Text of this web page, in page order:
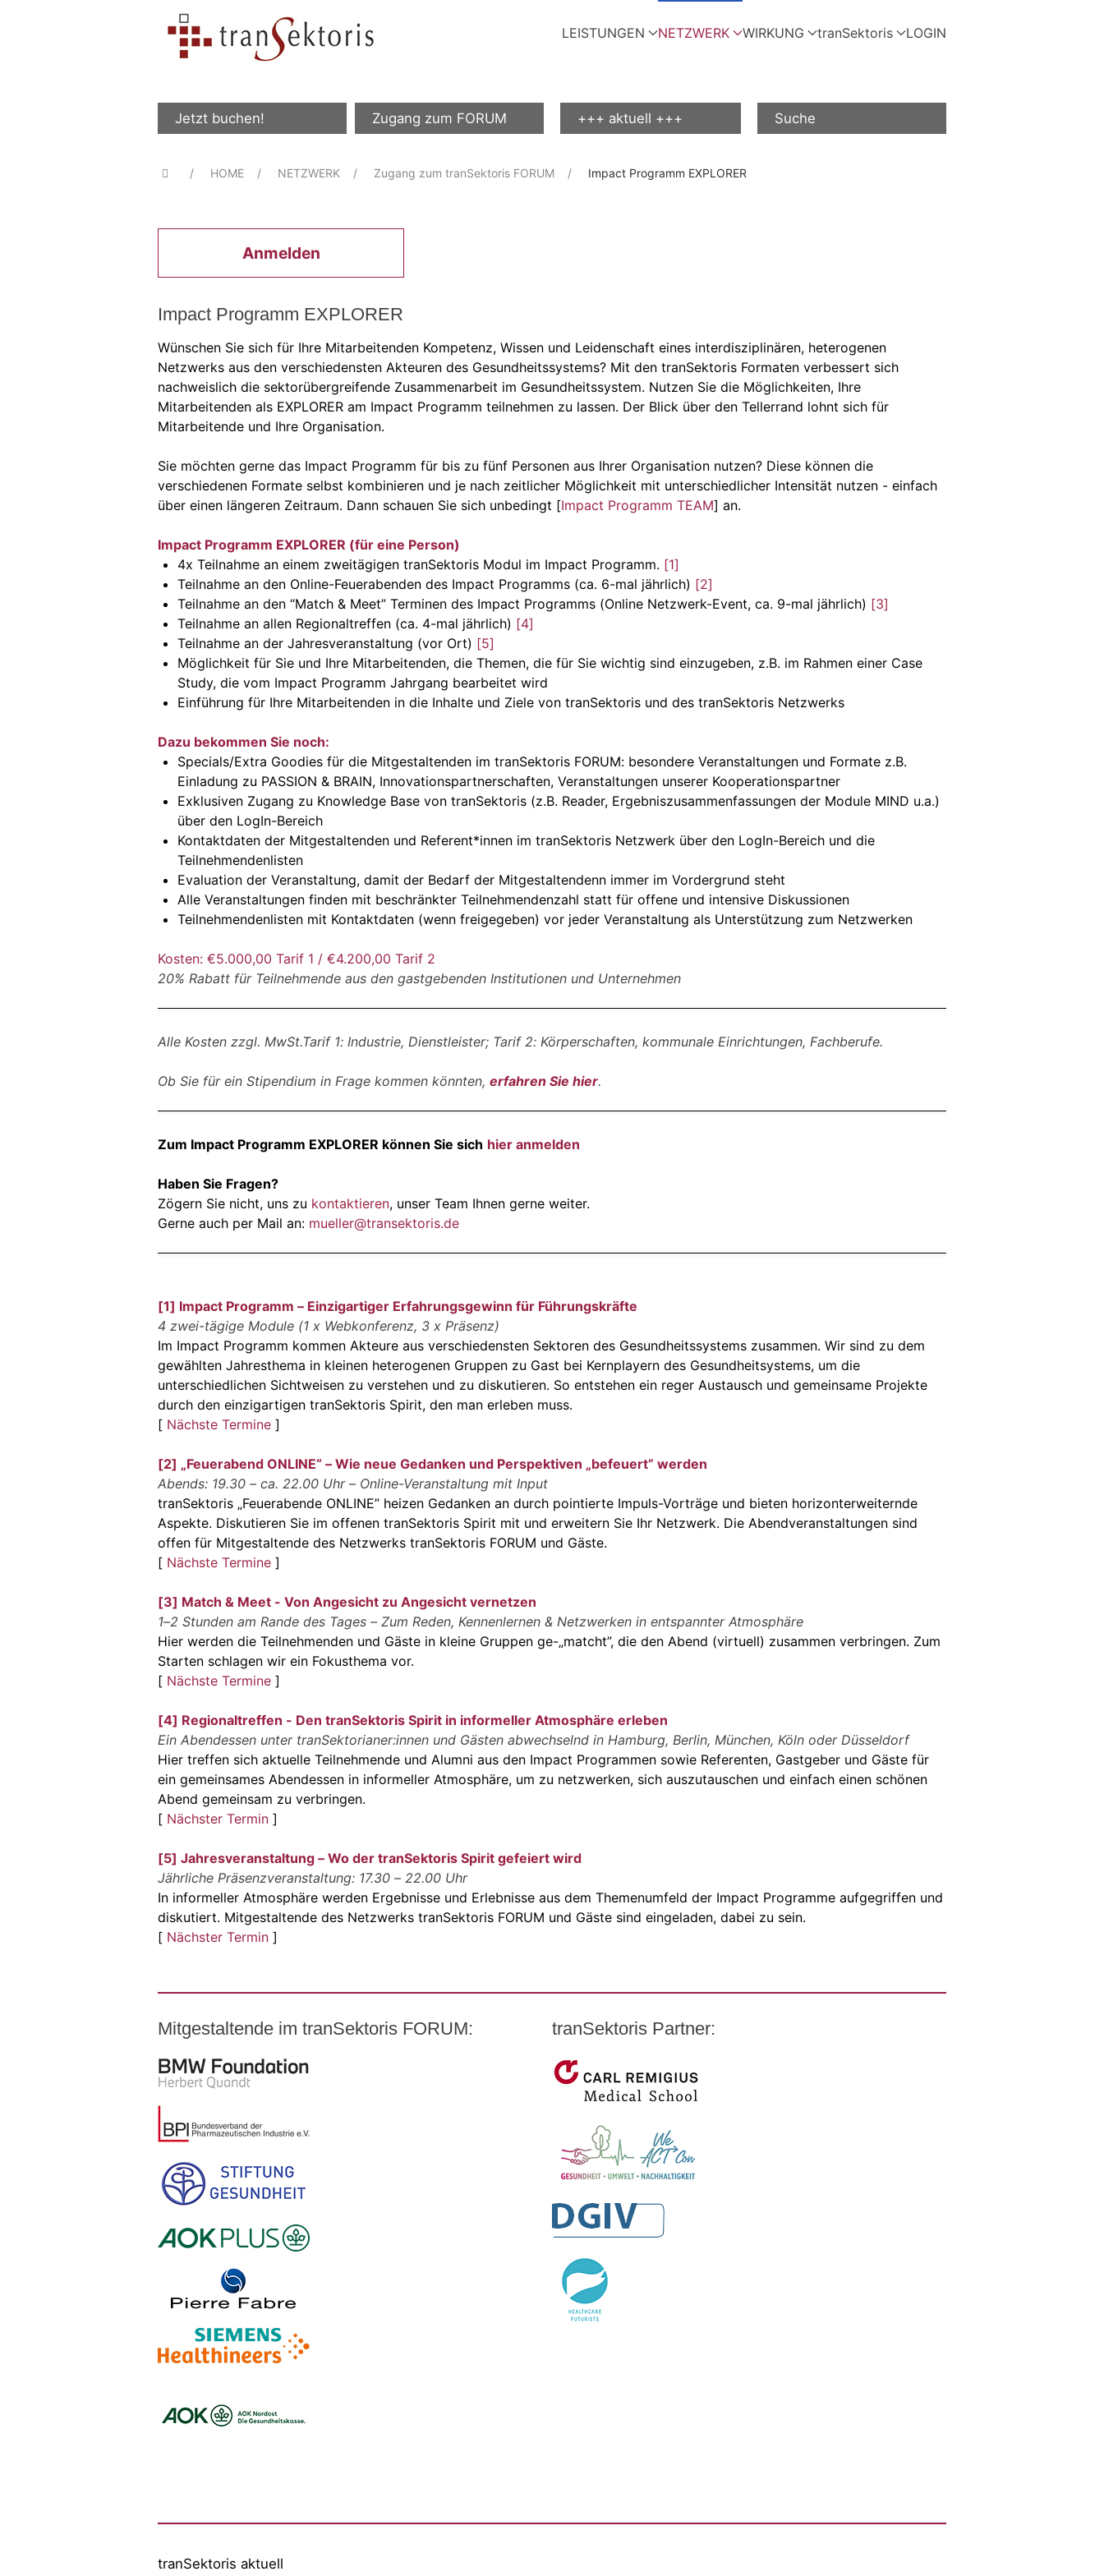
LEISTUNGEN NETZWERK WIRKUNG tranSektoris LOGIN
Jetzt buchen! Zugang zum FORUM +++ aktuell +++ Suche
HOME NETZWERK Zugang zum tranSektoris FORUM Impact Programm EXPLORER
Anmelden
Impact Programm EXPLORER
Wünschen Sie sich für Ihre Mitarbeitenden Kompetenz, Wissen und Leidenschaft eines interdisziplinären, heterogenen
Netzwerks aus den verschiedensten Akteuren des Gesundheitssystems? Mit den tranSektoris Formaten verbessert sich
nachweislich die sektorübergreifende Zusammenarbeit im Gesundheitssystem. Nutzen Sie die Möglichkeiten, Ihre
Mitarbeitenden als EXPLORER am Impact Programm teilnehmen zu lassen. Der Blick über den Tellerrand lohnt sich für
Mitarbeitende und Ihre Organisation.
Sie möchten gerne das Impact Programm für bis zu fünf Personen aus Ihrer Organisation nutzen? Diese können die
verschiedenen Formate selbst kombinieren und je nach zeitlicher Möglichkeit mit unterschiedlicher Intensität nutzen - einfach
über einen längeren Zeitraum. Dann schauen Sie sich unbedingt [Impact Programm TEAM] an.
Impact Programm EXPLORER (für eine Person)
4x Teilnahme an einem zweitägigen tranSektoris Modul im Impact Programm. [1]
Teilnahme an den Online-Feuerabenden des Impact Programms (ca. 6-mal jährlich) [2]
Teilnahme an den “Match & Meet” Terminen des Impact Programms (Online Netzwerk-Event, ca. 9-mal jährlich) [3]
Teilnahme an allen Regionaltreffen (ca. 4-mal jährlich) [4]
Teilnahme an der Jahresveranstaltung (vor Ort) [5]
Möglichkeit für Sie und Ihre Mitarbeitenden, die Themen, die für Sie wichtig sind einzugeben, z.B. im Rahmen einer Case
Study, die vom Impact Programm Jahrgang bearbeitet wird
Einführung für Ihre Mitarbeitenden in die Inhalte und Ziele von tranSektoris und des tranSektoris Netzwerks
Dazu bekommen Sie noch:
Specials/Extra Goodies für die Mitgestaltenden im tranSektoris FORUM: besondere Veranstaltungen und Formate z.B.
Einladung zu PASSION & BRAIN, Innovationspartnerschaften, Veranstaltungen unserer Kooperationspartner
Exklusiven Zugang zu Knowledge Base von tranSektoris (z.B. Reader, Ergebniszusammenfassungen der Module MIND u.a.)
über den LogIn-Bereich
Kontaktdaten der Mitgestaltenden und Referent*innen im tranSektoris Netzwerk über den LogIn-Bereich und die
Teilnehmendenlisten
Evaluation der Veranstaltung, damit der Bedarf der Mitgestaltendenn immer im Vordergrund steht
Alle Veranstaltungen finden mit beschränkter Teilnehmendenzahl statt für offene und intensive Diskussionen
Teilnehmendenlisten mit Kontaktdaten (wenn freigegeben) vor jeder Veranstaltung als Unterstützung zum Netzwerken
Kosten: €5.000,00 Tarif 1 / €4.200,00 Tarif 2
20% Rabatt für Teilnehmende aus den gastgebenden Institutionen und Unternehmen
Alle Kosten zzgl. MwSt.Tarif 1: Industrie, Dienstleister; Tarif 2: Körperschaften, kommunale Einrichtungen, Fachberufe.
Ob Sie für ein Stipendium in Frage kommen könnten, erfahren Sie hier.
Zum Impact Programm EXPLORER können Sie sich hier anmelden
Haben Sie Fragen?
Zögern Sie nicht, uns zu kontaktieren, unser Team Ihnen gerne weiter.
Gerne auch per Mail an: mueller@transektoris.de
[1] Impact Programm – Einzigartiger Erfahrungsgewinn für Führungskräfte
4 zwei-tägige Module (1 x Webkonferenz, 3 x Präsenz)
Im Impact Programm kommen Akteure aus verschiedensten Sektoren des Gesundheitssystems zusammen. Wir sind zu dem
gewählten Jahresthema in kleinen heterogenen Gruppen zu Gast bei Kernplayern des Gesundheitsystems, um die
unterschiedlichen Sichtweisen zu verstehen und zu diskutieren. So entstehen ein reger Austausch und gemeinsame Projekte
durch den einzigartigen tranSektoris Spirit, den man erleben muss.
[ Nächste Termine ]
[2] „Feuerabend ONLINE“ – Wie neue Gedanken und Perspektiven „befeuert” werden
Abends: 19.30 – ca. 22.00 Uhr – Online-Veranstaltung mit Input
tranSektoris „Feuerabende ONLINE” heizen Gedanken an durch pointierte Impuls-Vorträge und bieten horizonterweiternde
Aspekte. Diskutieren Sie im offenen tranSektoris Spirit mit und erweitern Sie Ihr Netzwerk. Die Abendveranstaltungen sind
offen für Mitgestaltende des Netzwerks tranSektoris FORUM und Gäste.
[ Nächste Termine ]
[3] Match & Meet - Von Angesicht zu Angesicht vernetzen
1–2 Stunden am Rande des Tages – Zum Reden, Kennenlernen & Netzwerken in entspannter Atmosphäre
Hier werden die Teilnehmenden und Gäste in kleine Gruppen ge-„matcht”, die den Abend (virtuell) zusammen verbringen. Zum
Starten schlagen wir ein Fokusthema vor.
[ Nächste Termine ]
[4] Regionaltreffen - Den tranSektoris Spirit in informeller Atmosphäre erleben
Ein Abendessen unter tranSektorianer:innen und Gästen abwechselnd in Hamburg, Berlin, München, Köln oder Düsseldorf
Hier treffen sich aktuelle Teilnehmende und Alumni aus den Impact Programmen sowie Referenten, Gastgeber und Gäste für
ein gemeinsames Abendessen in informeller Atmosphäre, um zu netzwerken, sich auszutauschen und einfach einen schönen
Abend gemeinsam zu verbringen.
[ Nächster Termin ]
[5] Jahresveranstaltung – Wo der tranSektoris Spirit gefeiert wird
Jährliche Präsenzveranstaltung: 17.30 – 22.00 Uhr
In informeller Atmosphäre werden Ergebnisse und Erlebnisse aus dem Themenumfeld der Impact Programme aufgegriffen und
diskutiert. Mitgestaltende des Netzwerks tranSektoris FORUM und Gäste sind eingeladen, dabei zu sein.
[ Nächster Termin ]
Mitgestaltende im tranSektoris FORUM:
Logo – BMW Foundation Herbert Quandt
Logo – BDI Bundesverband der Pharmazeutischen Industrie e. V. (BPI)
Logo – Stiftung Gesundheit
Logo – AOK PLUS
Logo – Pierre Fabre Pharma
Logo – Siemens Healthineers
Logo – AOK NORDOEST
tranSektoris Partner:
Carl Remigius Medical School
WeACT Con
DGIV
HealthCare Futurists
tranSektoris aktuell